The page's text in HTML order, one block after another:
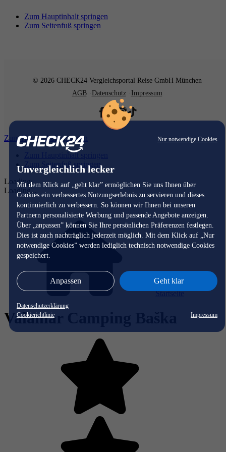
Nur notwendige Cookies
Unvergleichlich lecker
Mit dem Klick auf „geht klar” ermöglichen Sie uns Ihnen über
Cookies ein verbessertes Nutzungserlebnis zu servieren und dieses
kontinuierlich zu verbessern. So können wir Ihnen bei unseren
Partnern personalisierte Werbung und passende Angebote anzeigen.
Über „anpassen” können Sie Ihre persönlichen Präferenzen festlegen.
Dies ist auch nachträglich jederzeit möglich. Mit dem Klick auf „Nur
notwendige Cookies” werden lediglich technisch notwendige Cookies
gespeichert.
Anpassen Geht klar
Datenschutzerklärung
Cookierichtlinie
Impressum
Zum Hauptinhalt springen
Zum Seitenfuß springen
© 2026 CHECK24 Vergleichsportal Reise GmbH München
AGB
Datenschutz Impressum
Zum Hauptinhalt springen
Zum Hauptinhalt springen
Zum Seitenfuß springen
Loading...
Loading...
Startseite
Valamar Camping Baška